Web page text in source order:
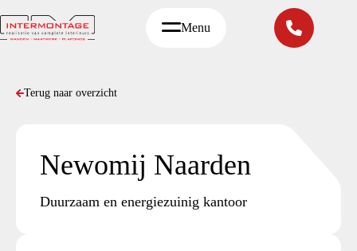
naar
de
Menu
Terug naar overzicht
Newomij Naarden
Duurzaam en energiezuinig kantoor